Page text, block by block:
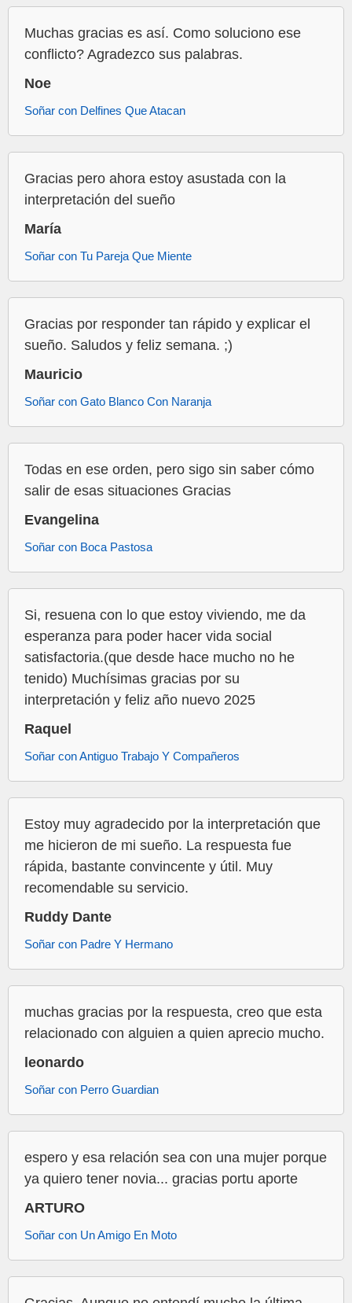
Muchas gracias es así. Como soluciono ese
conflicto? Agradezco sus palabras.
Noe
Soñar con Delfines Que Atacan
Gracias pero ahora estoy asustada con la
interpretación del sueño
María
Soñar con Tu Pareja Que Miente
Gracias por responder tan rápido y explicar el
sueño. Saludos y feliz semana. ;)
Mauricio
Soñar con Gato Blanco Con Naranja
Todas en ese orden, pero sigo sin saber cómo
salir de esas situaciones Gracias
Evangelina
Soñar con Boca Pastosa
Si, resuena con lo que estoy viviendo, me da
esperanza para poder hacer vida social
satisfactoria.(que desde hace mucho no he
tenido) Muchísimas gracias por su
interpretación y feliz año nuevo 2025
Raquel
Soñar con Antiguo Trabajo Y Compañeros
Estoy muy agradecido por la interpretación que
me hicieron de mi sueño. La respuesta fue
rápida, bastante convincente y útil. Muy
recomendable su servicio.
Ruddy Dante
Soñar con Padre Y Hermano
muchas gracias por la respuesta, creo que esta
relacionado con alguien a quien aprecio mucho.
leonardo
Soñar con Perro Guardian
espero y esa relación sea con una mujer porque
ya quiero tener novia... gracias portu aporte
ARTURO
Soñar con Un Amigo En Moto